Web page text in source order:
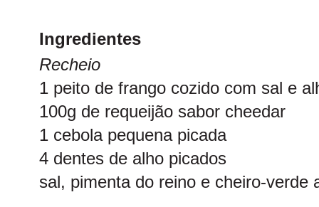
Ingredientes
Recheio
1 peito de frango cozido com sal e
100g de requeijão sabor cheedar
1 cebola pequena picada
4 dentes de alho picados
sal, pimenta do reino e cheiro-verde